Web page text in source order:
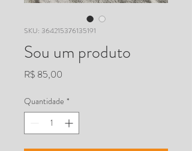
SKU: 364215376135191
Sou um produto
R$ 85,00
Quantidade *